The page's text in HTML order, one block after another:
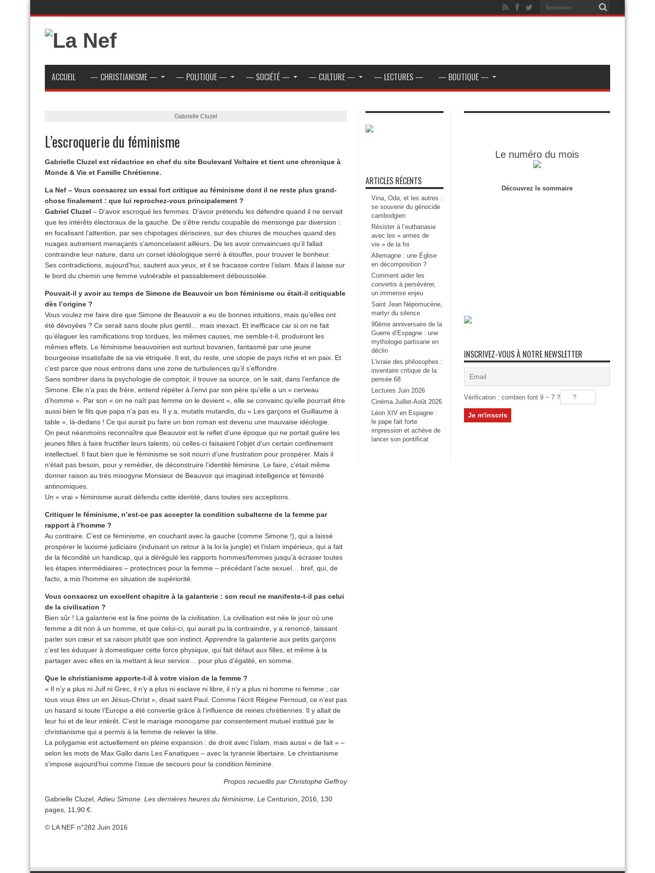
ACCUEIL — CHRISTIANISME — — POLITIQUE — — SOCIÉTÉ — — CULTURE — — LECTURES — — BOUTIQUE —
Gabrielle Cluzel
L’escroquerie du féminisme
Gabrielle Cluzel est rédactrice en chef du site Boulevard Voltaire et tient une chronique à
Monde & Vie et Famille Chrétienne.
La Nef – Vous consacrez un essai fort critique au féminisme dont il ne reste plus grand-
chose finalement : que lui reprochez-vous principalement ?
Gabriel Cluzel – D’avoir escroqué les femmes. D’avoir prétendu les défendre quand il ne servait
que les intérêts électoraux de la gauche. De s’être rendu coupable de mensonge par diversion :
en focalisant l’attention, par ses chipotages dérisoires, sur des chiures de mouches quand des
nuages autrement menaçants s’amoncelaient ailleurs. De les avoir convaincues qu’il fallait
contraindre leur nature, dans un corset idéologique serré à étouffer, pour trouver le bonheur.
Ses contradictions, aujourd’hui, sautent aux yeux, et il se fracasse contre l’islam. Mais il laisse sur
le bord du chemin une femme vulnérable et passablement déboussolée.
Pouvait-il y avoir au temps de Simone de Beauvoir un bon féminisme ou était-il critiquable
dès l’origine ?
Vous voulez me faire dire que Simone de Beauvoir a eu de bonnes intuitions, mais qu’elles ont
été dévoyées ? Ce serait sans doute plus gentil… mais inexact. Et inefficace car si on ne fait
qu’élaguer les ramifications trop tordues, les mêmes causes, me semble-t-il, produiront les
mêmes effets. Le féminisme beauvoirien est surtout bovarien, fantasmé par une jeune
bourgeoise insatisfaite de sa vie étriquée. Il est, du reste, une utopie de pays riche et en paix. Et
c’est parce que nous entrons dans une zone de turbulences qu’il s’effondre.
Sans sombrer dans la psychologie de comptoir, il trouve sa source, on le sait, dans l’enfance de
Simone. Elle n’a pas de frère, entend répéter à l’envi par son père qu’elle a un « cerveau
d’homme ». Par son « on ne naît pas femme on le devient », elle se convainc qu’elle pourrait être
aussi bien le fils que papa n’a pas eu. Il y a, mutatis mutandis, du « Les garçons et Guillaume à
table », là-dedans ! Ce qui aurait pu faire un bon roman est devenu une mauvaise idéologie.
On peut néanmoins reconnaître que Beauvoir est le reflet d’une époque qui ne portait guère les
jeunes filles à faire fructifier leurs talents, où celles-ci faisaient l’objet d’un certain confinement
intellectuel. Il faut bien que le féminisme se soit nourri d’une frustration pour prospérer. Mais il
n’était pas besoin, pour y remédier, de déconstruire l’identité féminine. Le faire, c’était même
donner raison au très misogyne Monsieur de Beauvoir qui imaginait intelligence et féminité
antinomiques.
Un « vrai » féminisme aurait défendu cette identité, dans toutes ses acceptions.
Critiquer le féminisme, n’est-ce pas accepter la condition subalterne de la femme par
rapport à l’homme ?
Au contraire. C’est ce féminisme, en couchant avec la gauche (comme Simone !), qui a laissé
prospérer le laxisme judiciaire (induisant un retour à la loi la jungle) et l’islam impérieux, qui a fait
de la fécondité un handicap, qui a dérégulé les rapports hommes/femmes jusqu’à écraser toutes
les étapes intermédiaires – protectrices pour la femme – précédant l’acte sexuel… bref, qui, de
facto, a mis l’homme en situation de supériorité.
Vous consacrez un excellent chapitre à la galanterie : son recul ne manifeste-t-il pas celui
de la civilisation ?
Bien sûr ! La galanterie est la fine pointe de la civilisation. La civilisation est née le jour où une
femme a dit non à un homme, et que celui-ci, qui aurait pu la contraindre, y a renoncé, laissant
parler son cœur et sa raison plutôt que son instinct. Apprendre la galanterie aux petits garçons
c’est les éduquer à domestiquer cette force physique, qui fait défaut aux filles, et même à la
partager avec elles en la mettant à leur service… pour plus d’égalité, en somme.
Que le christianisme apporte-t-il à votre vision de la femme ?
« Il n’y a plus ni Juif ni Grec, il n’y a plus ni esclave ni libre, il n’y a plus ni homme ni femme ; car
tous vous êtes un en Jésus-Christ », disait saint Paul. Comme l’écrit Régine Pernoud, ce n’est pas
un hasard si toute l’Europe a été convertie grâce à l’influence de reines chrétiennes. Il y allait de
leur foi et de leur intérêt. C’est le mariage monogame par consentement mutuel institué par le
christianisme qui a permis à la femme de relever la tête.
La polygamie est actuellement en pleine expansion : de droit avec l’islam, mais aussi « de fait » –
selon les mots de Max Gallo dans Les Fanatiques – avec la tyrannie libertaire. Le christianisme
s’impose aujourd’hui comme l’issue de secours pour la condition féminine.
Propos recueillis par Christophe Geffroy
Gabrielle Cluzel, Adieu Simone. Les dernières heures du féminisme, Le Centurion, 2016, 130
pages, 11,90 €.
© LA NEF n°282 Juin 2016
ARTICLES RÉCENTS
Vina, Oda, et les autres :
se souvenir du génocide
cambodgien
Résister à l’euthanasie
avec les « armes de
vie » de la foi
Allemagne : une Église
en décomposition ?
Comment aider les
convertis à persévérer,
un immense enjeu
Saint Jean Népomucène,
martyr du silence
90ème anniversaire de la
Guerre d’Espagne : une
mythologie partisane en
déclin
L’ivraie des philosophes :
inventaire critique de la
pensée 68
Lectures Juin 2026
Cinéma Juillet-Août 2026
Léon XIV en Espagne :
le pape fait forte
impression et achève de
lancer son pontificat
Le numéro du mois
Découvrez le sommaire
INSCRIVEZ-VOUS À NOTRE NEWSLETTER
Vérification : combien font 9 − 7 ?